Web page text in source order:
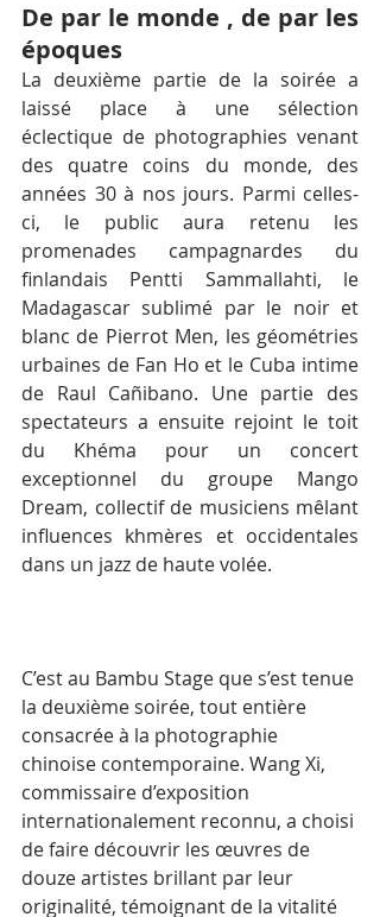
De par le monde , de par les
époques
La deuxième partie de la soirée a
laissé place à une sélection
éclectique de photographies venant
des quatre coins du monde, des
années 30 à nos jours. Parmi celles-
ci, le public aura retenu les
promenades campagnardes du
finlandais Pentti Sammallahti, le
Madagascar sublimé par le noir et
blanc de Pierrot Men, les géométries
urbaines de Fan Ho et le Cuba intime
de Raul Cañibano. Une partie des
spectateurs a ensuite rejoint le toit
du Khéma pour un concert
exceptionnel du groupe Mango
Dream, collectif de musiciens mêlant
influences khmères et occidentales
dans un jazz de haute volée.
C’est au Bambu Stage que s’est tenue
la deuxième soirée, tout entière
consacrée à la photographie
chinoise contemporaine. Wang Xi,
commissaire d’exposition
internationalement reconnu, a choisi
de faire découvrir les œuvres de
douze artistes brillant par leur
originalité, témoignant de la vitalité